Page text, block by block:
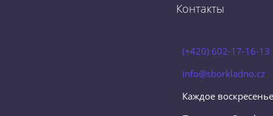
Контакты
(+420) 602-17-16-13
info@sborkladno.cz
Каждое